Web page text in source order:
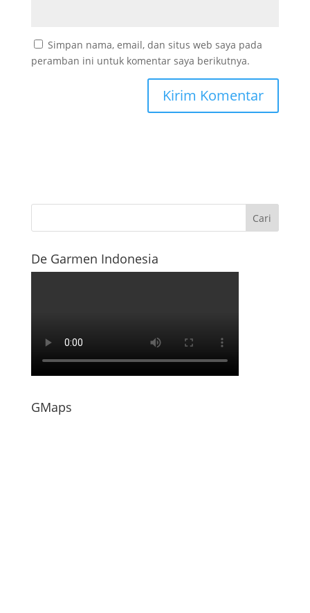
Simpan nama, email, dan situs web saya pada
peramban ini untuk komentar saya berikutnya.
De Garmen Indonesia
GMaps